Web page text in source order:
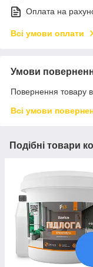
Оплата на
Всі умови оплати
Умови
Повернення товару
Всі умови
Подібні товари